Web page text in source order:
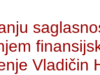
Vladičin